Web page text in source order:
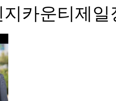
지카운티제일